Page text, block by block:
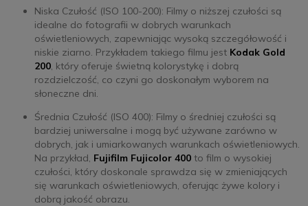
Niska Czułość (ISO 100-200): Filmy o niższej czułości są
idealne do fotografii w dobrych warunkach
oświetleniowych, zapewniając wysoką szczegółowość i
niskie ziarno. Przykładem takiego filmu jest Kodak Gold
200, który oferuje świetną kolorystykę i dobrą
rozdzielczość, co czyni go doskonałym wyborem na
słoneczne dni.
Średnia Czułość (ISO 400): Filmy o średniej czułości są
bardziej uniwersalne i mogą być używane zarówno w
dobrych, jak i umiarkowanych warunkach oświetleniowych.
Na przykład, Fujifilm Fujicolor 400to film o wysokiej
czułości, który doskonale sprawdza się w zmieniających
się warunkach oświetleniowych, oferując żywe kolory i
dobrą jakość obrazu.